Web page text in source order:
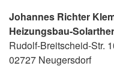
Johannes Richter
Heizungsbau-
Rudolf-Breitscheid-Str.
02727 Neugersdorf